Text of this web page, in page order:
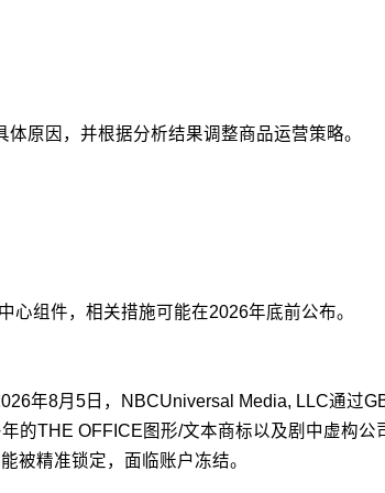
原因，并根据分析结果调整商品运营策略。
组件，相关措施可能在2026年底前公布。
年8月5日，NBCUniversal Media, LLC通过
的THE OFFICE图形/文本商标以及剧中虚构
被精准锁定，面临账户冻结。